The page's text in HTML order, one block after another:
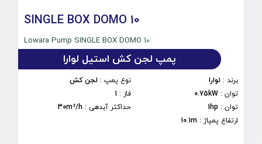
SINGLE BOX DOMO 10
Lowara Pump SINGLE BOX DOMO 10
پمپ لجن کش استیل لوارا
برند : لوارا نوع پمپ: لجن کش
توان :
0.75kW فاز :
1
توان :
1hp حداکثر آبدهی :
30m³/h
ارتفاع پمپاژ :
10.1m